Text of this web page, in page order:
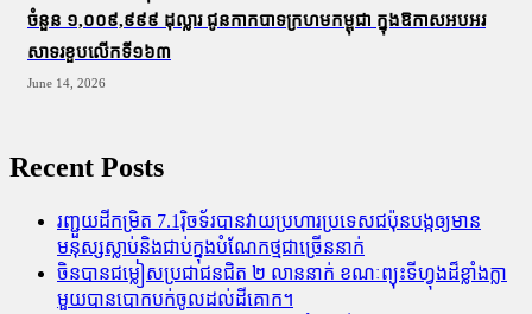
ចំនួន ១,០០៩,៩៩៩ ដុល្លារ ជូនកាកបាទក្រហមកម្ពុជា ក្នុងឱកាសអបអរ
សាទរខួបលើកទី១៦៣
June 14, 2026
Recent Posts
រញ្ជួយដីកម្រិត​ 7.1រ៉ិចទ័របានវាយប្រហារប្រទេសជប៉ុនបង្កឲ្យមាន
មនុស្សស្លាប់​និង​ជាប់ក្នុងបំណែកថ្មជាច្រើននាក់
ចិនបានជម្លៀសប្រជាជនជិត ២ លាននាក់ ខណៈព្យុះទីហ្វុងដ៏ខ្លាំងក្លា
មួយបានបោកបក់ចូលដល់ដីគោក។